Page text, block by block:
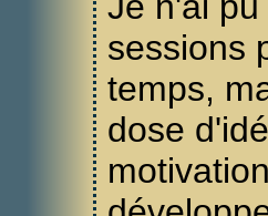
sessions
temps,
dose